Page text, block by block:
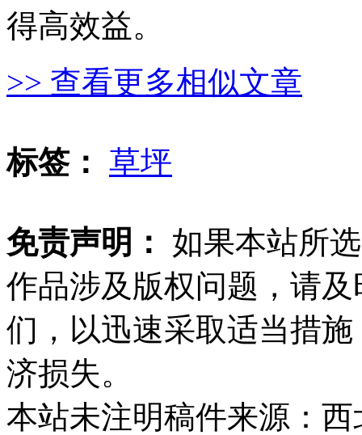
得高效益。
>> 查看更多相似文章
标签： 草坪
免责声明：
如果本站所
作品涉及版权问题，请
们，以迅速采取适当措
济损失。
本站未注明稿件来源：